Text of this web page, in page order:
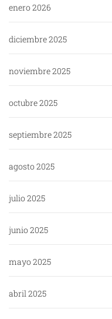
enero 2026
diciembre 2025
noviembre 2025
octubre 2025
septiembre 2025
agosto 2025
julio 2025
junio 2025
mayo 2025
abril 2025